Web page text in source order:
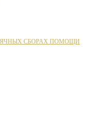
СБОРАХ ПОМОЩИ